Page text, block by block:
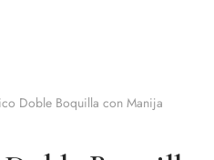
Doble Boquilla con Manija